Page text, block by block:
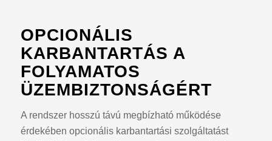
OPCIONÁLIS
KARBANTARTÁS A
FOLYAMATOS
ÜZEMBIZTONSÁGÉRT
A rendszer hosszú távú megbízható működése
érdekében opcionális karbantartási szolgáltatást